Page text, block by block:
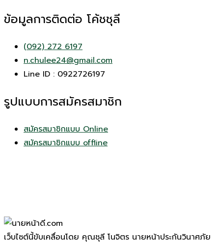
ข้อมูลการติดต่อ โค้ชชุลี
(092) 272 6197
n.chulee24@gmail.com
Line ID : 0922726197
รูปแบบการสมัครสมาชิก
สมัครสมาชิกแบบ Online
สมัครสมาชิกแบบ offline
เว็บไซต์นี้ขับเคลื่อนโดย คุณชุลี โนจิตร นายหน้าประกันวินาศภัย